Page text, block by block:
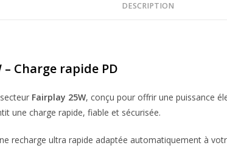
DESCRIPTION
Charge rapide PD
Fairplay 25W, conçu pour offrir une puissance
une charge rapide, fiable et sécurisée.
recharge ultra rapide adaptée automatiquement à